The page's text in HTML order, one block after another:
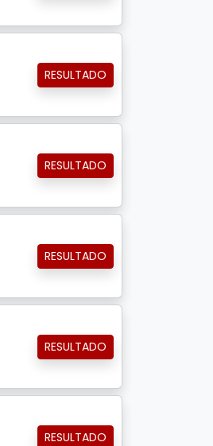
RESULTADO
RESULTADO
RESULTADO
RESULTADO
RESULTADO